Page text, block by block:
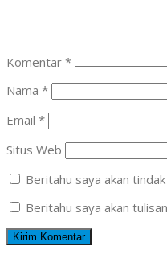
Komentar *
Nama *
Email *
Situs Web
Beritahu saya akan
Beritahu saya akan